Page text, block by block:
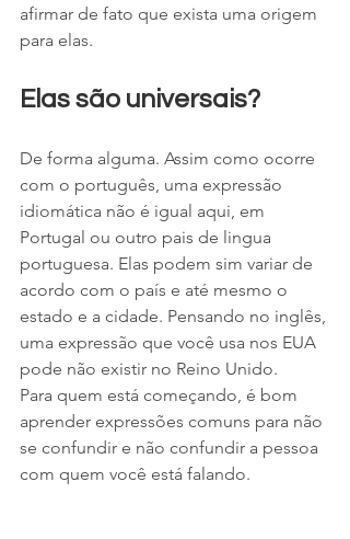
afirmar de fato que exista uma origem
para elas.
Elas são universais?
De forma alguma. Assim como ocorre
com o português, uma expressão
idiomática não é igual aqui, em
Portugal ou outro pais de lingua
portuguesa. Elas podem sim variar de
acordo com o país e até mesmo o
estado e a cidade. Pensando no inglês,
uma expressão que você usa nos EUA
pode não existir no Reino Unido.
Para quem está começando, é bom
aprender expressões comuns para não
se confundir e não confundir a pessoa
com quem você está falando.